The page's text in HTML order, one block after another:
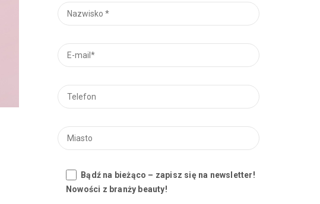
Bądź na bieżąco – zapisz się na newsletter!
Nowości z branży beauty!